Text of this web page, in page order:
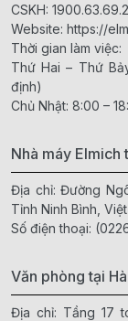
CSKH:
Website: https://
Thời gian làm việc:
Thứ Hai – Thứ
định)
Chủ Nhật: 8:00 –
Nhà máy Elmich
Địa chỉ: Đường
Tỉnh Ninh Bình,
Số điện thoại:
Văn phòng tại
Địa chỉ: Tầng 17